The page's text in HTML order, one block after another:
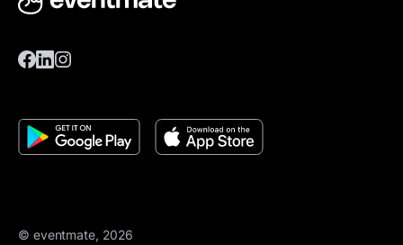
© eventmate, 2026